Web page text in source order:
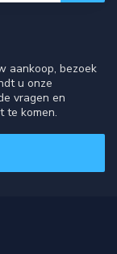
aankoop, bezoek
u onze
vragen en
te komen.